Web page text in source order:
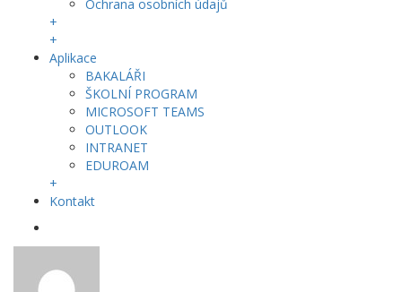
Ochrana osobních údajů
+
+
Aplikace
BAKALÁŘI
ŠKOLNÍ PROGRAM
MICROSOFT TEAMS
OUTLOOK
INTRANET
EDUROAM
+
Kontakt